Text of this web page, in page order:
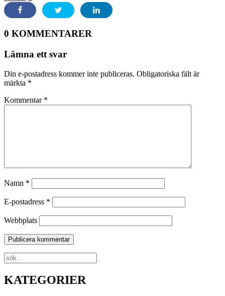
0 KOMMENTARER
Lämna ett svar
Din e-postadress kommer inte publiceras. Obligatoriska fält är
märkta *
Kommentar *
Namn *
E-postadress *
Webbplats
KATEGORIER